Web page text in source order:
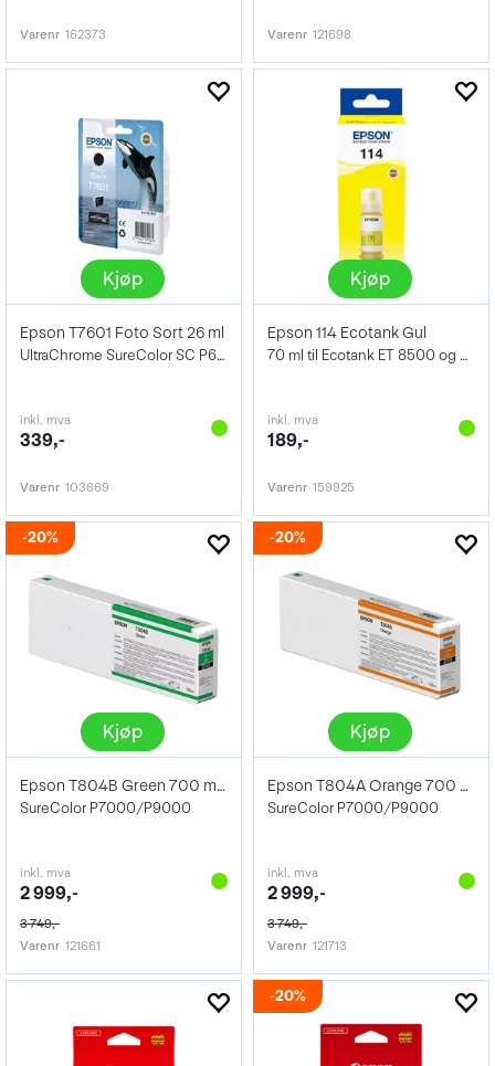
Varenr 162373 Varenr 121698
Kjøp
Epson T7601 Foto Sort 26 ml
UltraChrome SureColor SC P600
inkl. mva
339,-
Varenr 103669
Kjøp
Epson 114 Ecotank Gul
70 ml til Ecotank ET 8500 og ET 8550
inkl. mva
189,-
Varenr 159925
20%
Kjøp
Epson T804B Green 700 ml HDX
SureColor P7000/P9000
inkl. mva
2 999,-
3 749,-
Varenr 121661
20%
Kjøp
Epson T804A Orange 700 ml HDX
SureColor P7000/P9000
inkl. mva
2 999,-
3 749,-
Varenr 121713
20%